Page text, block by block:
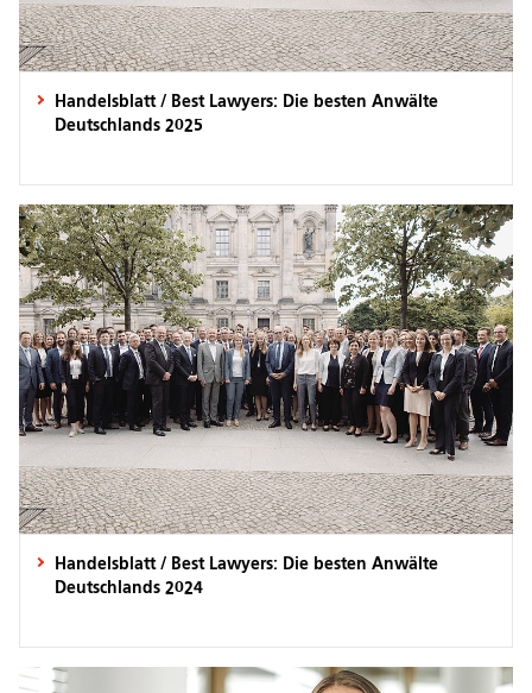
Handelsblatt / Best Lawyers: Die besten Anwälte
Deutschlands 2025
Handelsblatt / Best Lawyers: Die besten Anwälte
Deutschlands 2024